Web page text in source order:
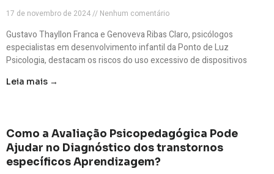
17 de novembro de 2024 Nenhum comentário
Gustavo Thayllon Franca e Genoveva Ribas Claro, psicólogos
especialistas em desenvolvimento infantil da Ponto de Luz
Psicologia, destacam os riscos do uso excessivo de dispositivos
Leia mais →
Como a Avaliação Psicopedagógica Pode
Ajudar no Diagnóstico dos transtornos
específicos Aprendizagem?